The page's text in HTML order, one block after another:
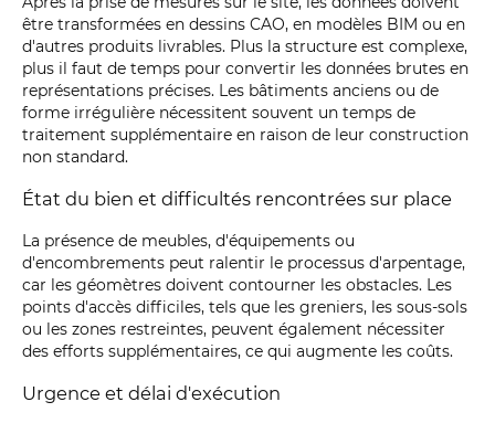
être transformées en dessins CAO, en modèles BIM ou en
d'autres produits livrables. Plus la structure est complexe,
plus il faut de temps pour convertir les données brutes en
représentations précises. Les bâtiments anciens ou de
forme irrégulière nécessitent souvent un temps de
traitement supplémentaire en raison de leur construction
non standard.
État du bien et difficultés rencontrées sur place
La présence de meubles, d'équipements ou
d'encombrements peut ralentir le processus d'arpentage,
car les géomètres doivent contourner les obstacles. Les
points d'accès difficiles, tels que les greniers, les sous-sols
ou les zones restreintes, peuvent également nécessiter
des efforts supplémentaires, ce qui augmente les coûts.
Urgence et délai d'exécution